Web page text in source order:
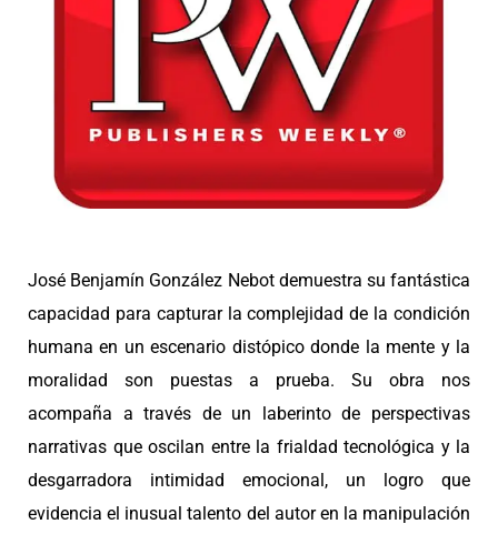
José Benjamín González Nebot demuestra su fantástica
capacidad para capturar la complejidad de la condición
humana en un escenario distópico donde la mente y la
moralidad son puestas a prueba. Su obra nos
acompaña a través de un laberinto de perspectivas
narrativas que oscilan entre la frialdad tecnológica y la
desgarradora intimidad emocional, un logro que
evidencia el inusual talento del autor en la manipulación